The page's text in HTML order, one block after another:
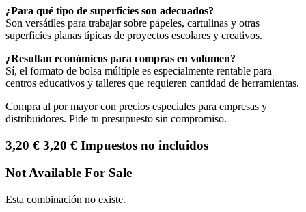
¿Para qué tipo de superficies son adecuados?
Son versátiles para trabajar sobre papeles, cartulinas y otras
superficies planas típicas de proyectos escolares y creativos.
¿Resultan económicos para compras en volumen?
Sí, el formato de bolsa múltiple es especialmente rentable para
centros educativos y talleres que requieren cantidad de herramientas.
Compra al por mayor con precios especiales para empresas y
distribuidores. Pide tu presupuesto sin compromiso.
3,20 € 3,20€ Impuestos no incluidos
Not Available For Sale
Esta combinación no existe.